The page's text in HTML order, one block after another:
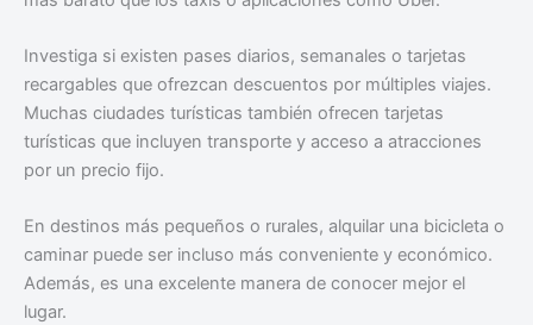
Investiga si existen pases diarios, semanales o tarjetas
recargables que ofrezcan descuentos por múltiples viajes.
Muchas ciudades turísticas también ofrecen tarjetas
turísticas que incluyen transporte y acceso a atracciones
por un precio fijo.
En destinos más pequeños o rurales, alquilar una bicicleta o
caminar puede ser incluso más conveniente y económico.
Además, es una excelente manera de conocer mejor el
lugar.